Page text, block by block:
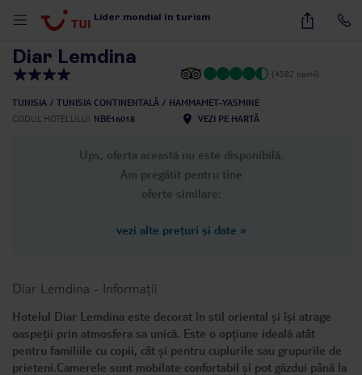
Lider mondial în turism 18
Diar Lemdina
(4582 opinii)
TUNISIA TUNISIA CONTINENTALĂ
HAMMAMET–YASMINE
CODUL HOTELULUI NBE16018 VEZI PE HARTĂ
Ups, oferta această nu este disponibilă.
Am pregătit pentru tine
oferte similare:
vezi alte prețuri și date »
Diar Lemdina - Informații
Hotelul Diar Lemdina este decorat în stil oriental și își atrage
oaspeții prin atmosfera sa unică. Este o opțiune ideală atât
pentru familiile cu copii, cât și pentru cuplurile sau grupurile de
prieteni.Camerele sunt mobilate confortabil și pot găzdui până la